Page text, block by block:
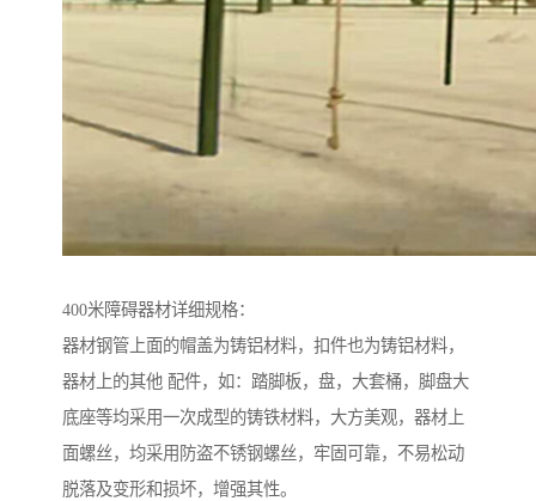
400米障碍器材详细规格：
器材钢管上面的帽盖为铸铝材料，扣件也为铸铝材料，
器材上的其他 配件，如：踏脚板，盘，大套桶，脚盘大
底座等均采用一次成型的铸铁材料，大方美观，器材上
面螺丝，均采用防盗不锈钢螺丝，牢固可靠，不易松动
脱落及变形和损坏，增强其性。